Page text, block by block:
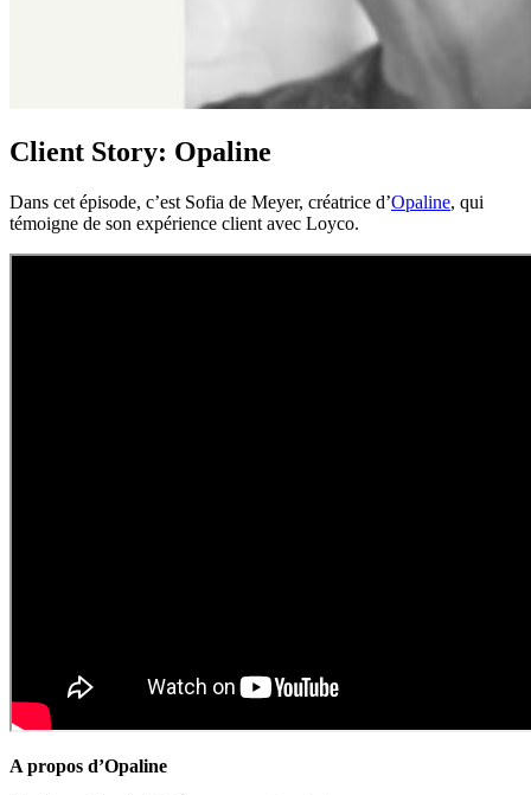
Client Story: Opaline
Dans cet épisode, c’est Sofia de Meyer, créatrice d’Opaline, qui
témoigne de son expérience client avec Loyco.
A propos d’Opaline